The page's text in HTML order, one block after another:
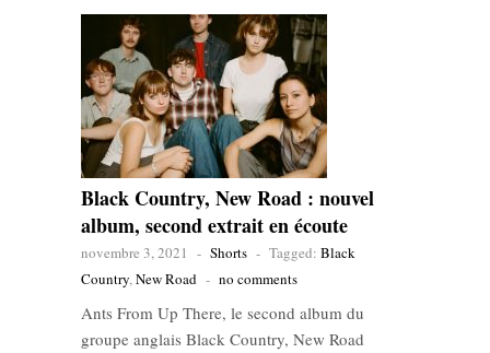
Black Country, New Road : nouvel
album, second extrait en écoute
novembre 3, 2021 - Shorts - Tagged: Black
Country,New Road - no comments
Ants From Up There, le second album du
groupe anglais Black Country, New Road